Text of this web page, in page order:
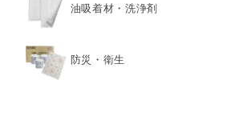
油吸着材・洗浄剤
防災・衛生